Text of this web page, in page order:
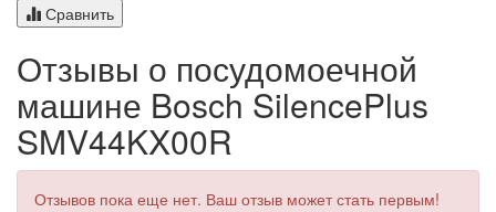
Сравнить
Отзывы о посудомоечной
машине Bosch SilencePlus
SMV44KX00R
Отзывов пока еще нет. Ваш отзыв может стать первым!